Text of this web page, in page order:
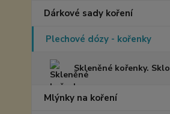
Dárkové sady koření
Plechové dózy - kořenky
Skleněné kořenky. Sklo
Mlýnky na koření